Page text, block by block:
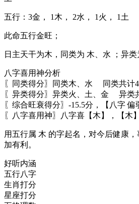
五行： 3金 ， 1木 ， 2水 ， 1火 ， 1土
此命五行金旺；
日主天干为木，同类为 木、水 ；异类
八字喜用神分析
〖同类得分〗同类木、水 同类共计
〖异类得分〗异类火、土、金 异类
〖综合旺衰得分〗-15.5分，【八字 偏
〖八字喜用神〗八字喜【木】，【木
用五行属 木 的字起名，对今后健康
加有利。
好听内涵
五行八字
生肖打分
星座打分